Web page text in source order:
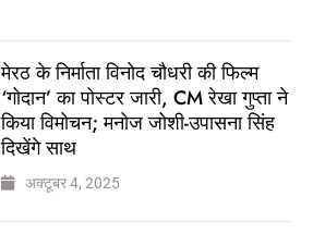
मेरठ के निर्माता विनोद चौधरी की फिल्म
‘गोदान’ का पोस्टर जारी, CM रेखा गुप्ता ने
किया विमोचन; मनोज जोशी-उपासना सिंह
दिखेंगे साथ
अक्टूबर 4, 2025